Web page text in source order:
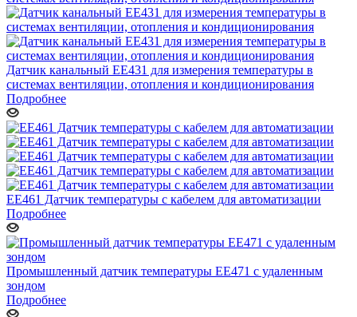
Датчик канальный EE431 для измерения температуры в
системах вентиляции, отопления и кондиционирования
Подробнее
ЕЕ461 Датчик температуры с кабелем для автоматизации
Подробнее
Промышленный датчик температуры ЕЕ471 с удаленным
зондом
Подробнее